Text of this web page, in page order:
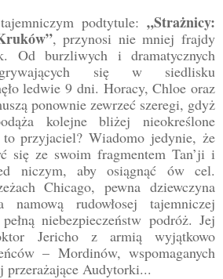
podtytule: „Strażnicy:
, przynosi nie mniej frajdy
Od burzliwych i dramatycznych
się w siedlisku
ledwie 9 dni. Horacy, Chloe oraz
ponownie zewrzeć szeregi, gdyż
kolejne bliżej nieokreślone
przyjaciel? Wiadomo jedynie, że
się ze swoim fragmentem Tan’ji i
niczym, aby osiągnąć ów cel.
Chicago, pewna dziewczyna
rudowłosej tajemniczej
niebezpieczeństw podróż. Jej
Jericho z armią wyjątkowo
– Mordinów, wspomaganych
przerażające Audytorki...